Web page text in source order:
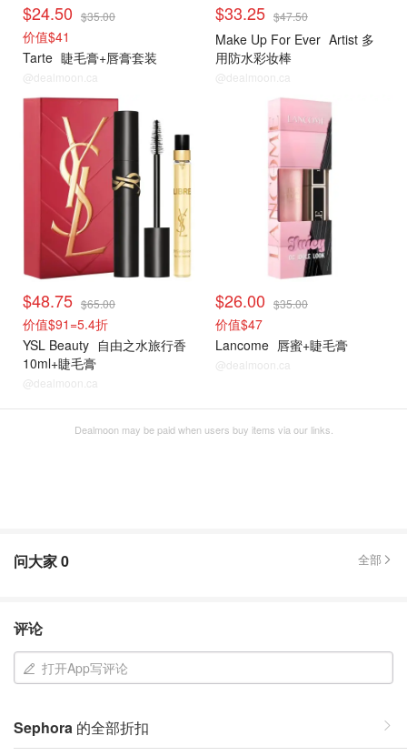
$24.50 $35.00
价值$41
Tarte 睫毛膏+唇膏套装
@dealmoon.ca
$33.25 $47.50
Make Up For Ever Artist 多
用防水彩妆棒
@dealmoon.ca
$48.75 $65.00
价值$91=5.4折
YSL Beauty 自由之水旅行香
10ml+睫毛膏
@dealmoon.ca
$26.00 $35.00
价值$47
Lancome 唇蜜+睫毛膏
@dealmoon.ca
Dealmoon may be paid when users buy items via our links.
问大家0 全部
评论
打开App写评论
Sephora 的全部折扣